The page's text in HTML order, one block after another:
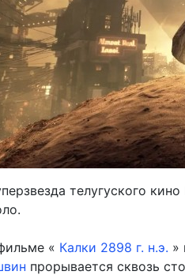
телугуского
« Калки 2898 г. н.э. »
прорывается сквозь